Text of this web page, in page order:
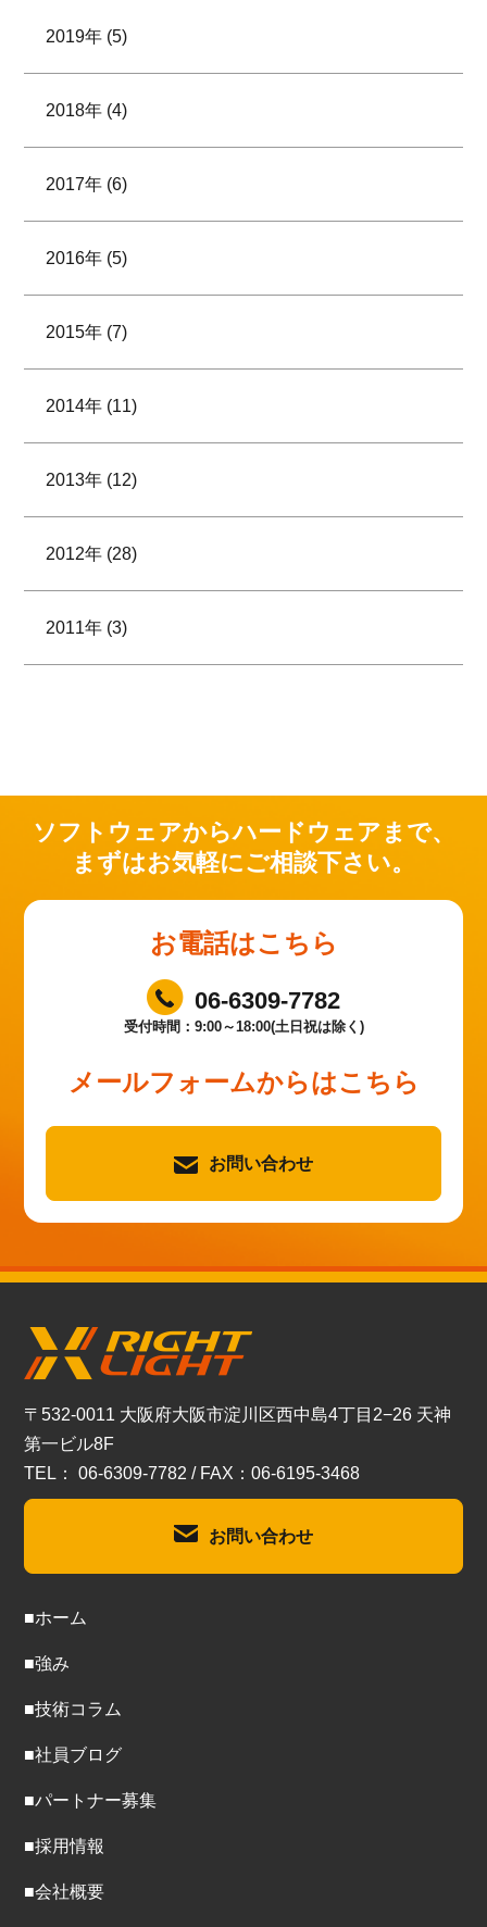
2019年 (5)
2018年 (4)
2017年 (6)
2016年 (5)
2015年 (7)
2014年 (11)
2013年 (12)
2012年 (28)
2011年 (3)
ソフトウェアからハードウェアまで、
まずはお気軽にご相談下さい。
お電話はこちら
06-6309-7782
受付時間：9:00～18:00(土日祝は除く)
メールフォームからはこちら
お問い合わせ
〒532-0011 大阪府大阪市淀川区西中島4丁目2−26 天神
第一ビル8F
TEL： 06-6309-7782 / FAX：06-6195-3468
お問い合わせ
■ホーム
■強み
■技術コラム
■社員ブログ
■パートナー募集
■採用情報
■会社概要